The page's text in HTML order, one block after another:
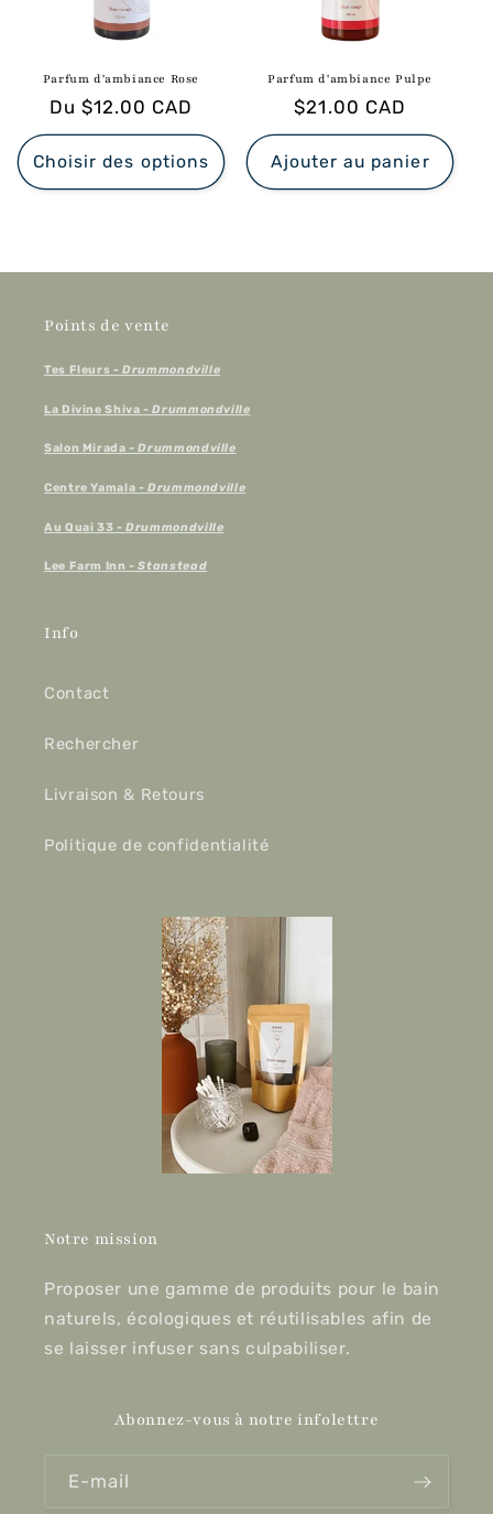
Parfum d'ambiance Rose
Prix
habituel
Du $12.00 CAD
Choisir des options
Parfum d'ambiance Pulpe
Prix
habituel
$21.00 CAD
Ajouter au panier
Points de vente
Tes Fleurs - Drummondville
La Divine Shiva - Drummondville
Salon Mirada - Drummondville
Centre Yamala - Drummondville
Au Quai 33 -Drummondville
Lee Farm Inn - Stanstead
Info
Contact
Rechercher
Livraison & Retours
Politique de confidentialité
Notre mission
Proposer une gamme de produits pour le bain
naturels, écologiques et réutilisables afin de
se laisser infuser sans culpabiliser.
Abonnez-vous à notre infolettre
E-mail